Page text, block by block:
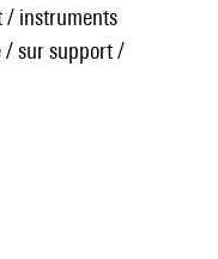
/ instruments
/ sur support /